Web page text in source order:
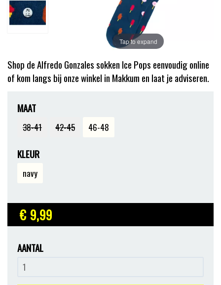
Tap to expand
Shop de Alfredo Gonzales sokken Ice Pops eenvoudig online
of kom langs bij onze winkel in Makkum en laat je adviseren.
MAAT
38-41 42-45 46-48
KLEUR
navy
€ 9,99
AANTAL